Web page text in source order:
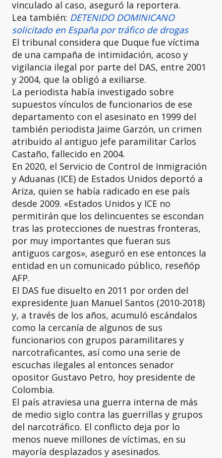
vinculado al caso, aseguró la reportera.
Lea también: DETENIDO DOMINICANO
solicitado en España por tráfico de drogas
El tribunal considera que Duque fue víctima
de una campaña de intimidación, acoso y
vigilancia ilegal por parte del DAS, entre 2001
y 2004, que la obligó a exiliarse.
La periodista había investigado sobre
supuestos vínculos de funcionarios de ese
departamento con el asesinato en 1999 del
también periodista Jaime Garzón, un crimen
atribuido al antiguo jefe paramilitar Carlos
Castaño, fallecido en 2004.
En 2020, el Servicio de Control de Inmigración
y Aduanas (ICE) de Estados Unidos deportó a
Ariza, quien se había radicado en ese país
desde 2009. «Estados Unidos y ICE no
permitirán que los delincuentes se escondan
tras las protecciones de nuestras fronteras,
por muy importantes que fueran sus
antiguos cargos», aseguró en ese entonces la
entidad en un comunicado público, reseñóp
AFP.
El DAS fue disuelto en 2011 por orden del
expresidente Juan Manuel Santos (2010-2018)
y, a través de los años, acumuló escándalos
como la cercanía de algunos de sus
funcionarios con grupos paramilitares y
narcotraficantes, así como una serie de
escuchas ilegales al entonces senador
opositor Gustavo Petro, hoy presidente de
Colombia.
El país atraviesa una guerra interna de más
de medio siglo contra las guerrillas y grupos
del narcotráfico. El conflicto deja por lo
menos nueve millones de víctimas, en su
mayoría desplazados y asesinados.